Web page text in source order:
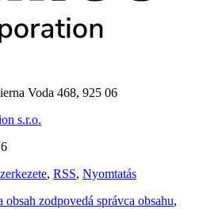
Voda 468, 925 06
s.r.o.
, RSS, Nyomtatás
obsah zodpovedá správca obsahu,